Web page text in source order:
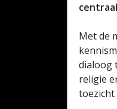
Met de
dialoog
religie
toezicht